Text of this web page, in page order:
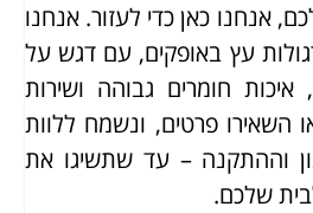
אנחנו כאן כדי לעזור. אנחנו
עץ באופקים, עם דגש על
חומרים גבוהה ושירות
השאירו פרטים, ונשמח ללוות
וההתקנה – עד שתשיגו את
שלכם.